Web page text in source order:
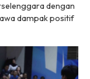
dengan
dampak positif